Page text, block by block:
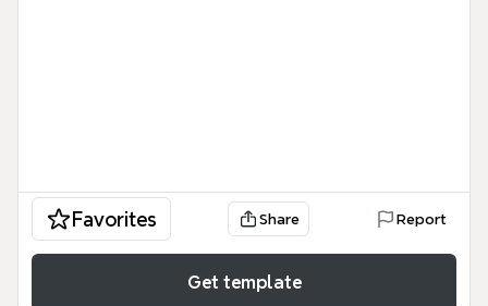
Favorites Share Report
Get template